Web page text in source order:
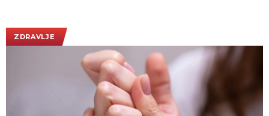
ZDRAVLJE